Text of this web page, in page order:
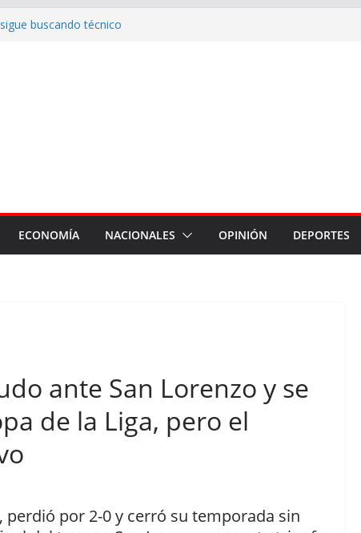
buscando técnico
de la FIFA y podrá
Zamora defendió la
el Senado
ECONOMÍA NACIONALES OPINIÓN DEPORTES
ante San Lorenzo y se
de la Liga, pero el
perdió por 2-0 y cerró su temporada sin